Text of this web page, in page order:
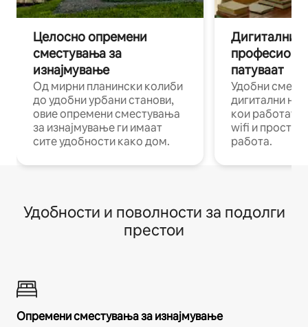
Целосно опремени
сместувања за
изнајмување
Од мирни планински колиби
до удобни урбани станови,
овие опремени сместувања
за изнајмување ги имаат
сите удобности како дом.
Дигитални
патуваат
Удобни
дигитални
кои работат
wifi и
работа.
Удобности и поволности за подолги
престои
Опремени сместувања за изнајмување